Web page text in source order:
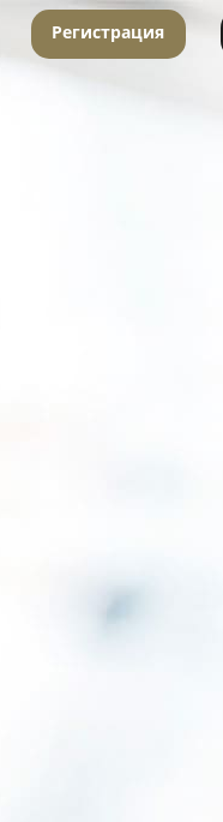
Регистрация